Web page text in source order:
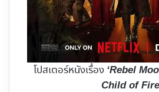
โปสเตอร์หนังเรื่อง ‘Rebel
Child of